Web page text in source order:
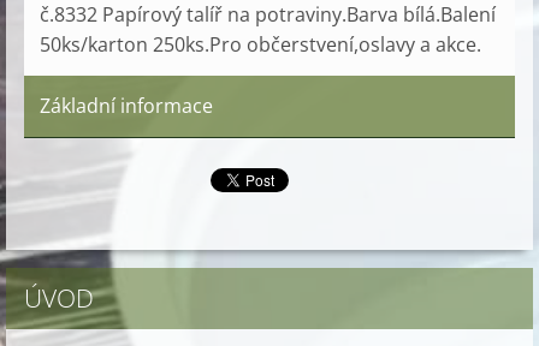
č.8332 Papírový talíř na potraviny.Barva bílá.Balení
50ks/karton 250ks.Pro občerstvení,oslavy a akce.
Základní informace
ÚVOD